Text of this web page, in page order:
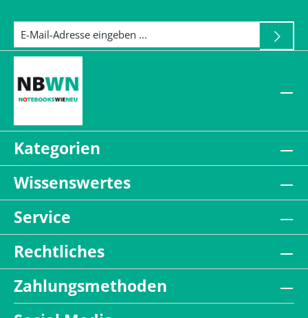
Kategorien
Wissenswertes
Service
Rechtliches
Zahlungsmethoden